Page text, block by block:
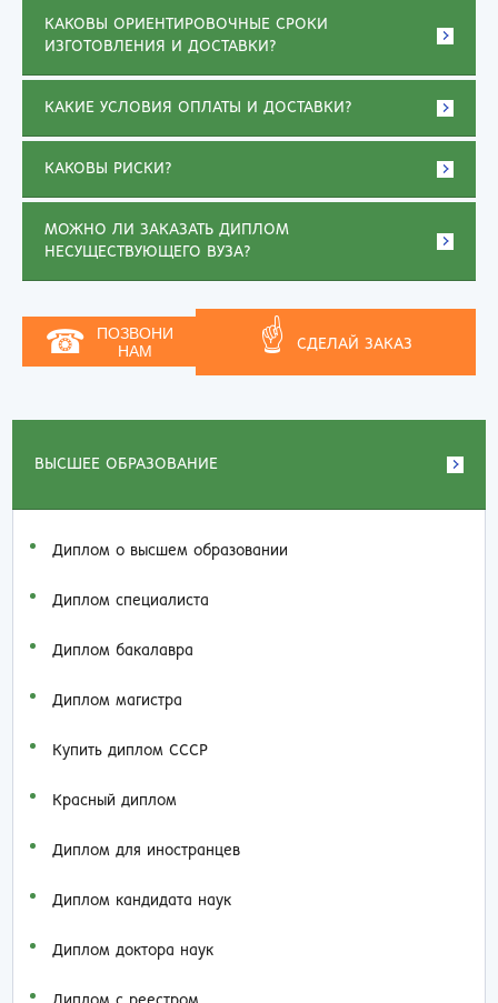
ВЫСШЕЕ ОБРАЗОВАНИЕ
Диплом о высшем образовании
Диплом специалиста
Диплом бакалавра
Диплом магистра
Купить диплом СССР
Красный диплом
Диплом для иностранцев
Диплом кандидата наук
Диплом доктора наук
КАКОВЫ ОРИЕНТИРОВОЧНЫЕ СРОКИ
ИЗГОТОВЛЕНИЯ И ДОСТАВКИ?
КАКИЕ УСЛОВИЯ ОПЛАТЫ И ДОСТАВКИ?
КАКОВЫ РИСКИ?
МОЖНО ЛИ ЗАКАЗАТЬ ДИПЛОМ
НЕСУЩЕСТВУЮЩЕГО ВУЗА?
☎
ПОЗВОНИ
НАМ
☝ СДЕЛАЙ ЗАКАЗ